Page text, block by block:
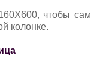
чтобы сам
колонке.